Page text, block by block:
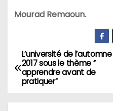
Mourad Remaoun.
N
a
v
L’université de l’automne
2017 sous le thème ‘’
apprendre avant de
pratiquer’’